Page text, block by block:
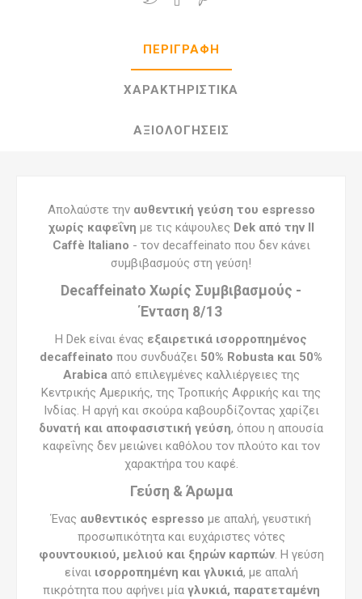
ΠΕΡΙΓΡΑΦΉ
ΧΑΡΑΚΤΗΡΙΣΤΙΚΆ
ΑΞΙΟΛΟΓΉΣΕΙΣ
Απολαύστε την αυθεντική γεύση του espresso
χωρίς καφεΐνη με τις κάψουλες Dek από την Il
Caffè Italiano - τον decaffeinato που δεν κάνει
συμβιβασμούς στη γεύση!
Decaffeinato Χωρίς Συμβιβασμούς -
Ένταση 8/13
Η Dek είναι ένας εξαιρετικά ισορροπημένος
decaffeinato που συνδυάζει 50% Robusta και 50%
Arabicaαπό επιλεγμένες καλλιέργειες της
Κεντρικής Αμερικής, της Τροπικής Αφρικής και της
Ινδίας. Η αργή και σκούρα καβουρδίζοντας χαρίζει
δυνατή και αποφασιστική γεύση, όπου η απουσία
καφεΐνης δεν μειώνει καθόλου τον πλούτο και τον
χαρακτήρα του καφέ.
Γεύση & Άρωμα
Ένας αυθεντικός espresso με απαλή, γευστική
προσωπικότητα και ευχάριστες νότες
φουντουκιού, μελιού και ξηρών καρπών. Η γεύση
είναι ισορροπημένη και γλυκιά, με απαλή
πικρότητα που αφήνει μία γλυκιά, παρατεταμένη